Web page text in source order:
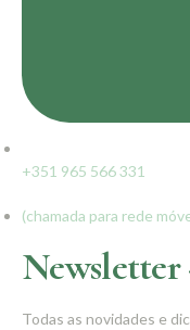
+351 965 566 331
(chamada para rede
Newsletter
Todas as novidades e